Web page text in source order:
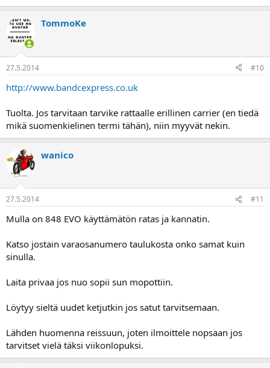
TommoKe
27.5.2014 #10
http://www.bandcexpress.co.uk
Tuolta. Jos tarvitaan tarvike rattaalle erillinen carrier (en tiedä
mikä suomenkielinen termi tähän), niin myyvät nekin.
wanico
27.5.2014 #11
Mulla on 848 EVO käyttämätön ratas ja kannatin.
Katso jostain varaosanumero taulukosta onko samat kuin
sinulla.
Laita privaa jos nuo sopii sun mopottiin.
Löytyy sieltä uudet ketjutkin jos satut tarvitsemaan.
Lähden huomenna reissuun, joten ilmoittele nopsaan jos
tarvitset vielä täksi viikonlopuksi.